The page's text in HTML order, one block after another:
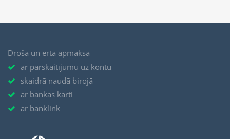
Droša un ērta apmaksa
ar pārskaitījumu uz kontu
skaidrā naudā birojā
ar bankas karti
ar banklink